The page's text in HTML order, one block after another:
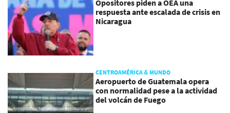
Opositores piden a OEA una
respuesta ante escalada de crisis en
Nicaragua
CENTROAMÉRICA & MUNDO
Aeropuerto de Guatemala opera
con normalidad pese a la actividad
del volcán de Fuego